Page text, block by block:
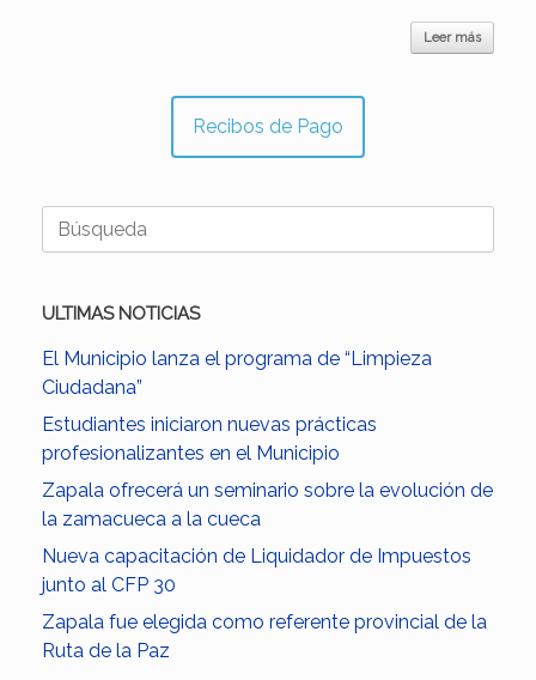
Leer más
Recibos de Pago
Buscar:
ULTIMAS NOTICIAS
El Municipio lanza el programa de “Limpieza
Ciudadana”
Estudiantes iniciaron nuevas prácticas
profesionalizantes en el Municipio
Zapala ofrecerá un seminario sobre la evolución de
la zamacueca a la cueca
Nueva capacitación de Liquidador de Impuestos
junto al CFP 30
Zapala fue elegida como referente provincial de la
Ruta de la Paz